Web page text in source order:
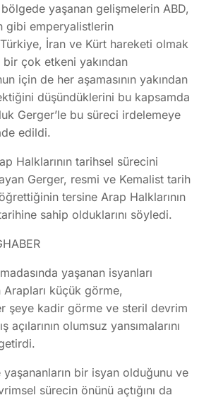
bölgede yaşanan gelişmelerin ABD,
gibi emperyalistlerin
Türkiye, İran ve Kürt hareketi olmak
çok etkeni yakından
için de her aşamasının yakından
düşündüklerini bu kapsamda
Gerger’le bu süreci irdelemeye
edildi.
Halklarının tarihsel sürecini
Gerger, resmi ve Kemalist tarih
tersine Arap Halklarının
sahip olduklarını söyledi.
yaşanan isyanları
küçük görme,
şeye kadir görme ve steril devrim
açılarının olumsuz yansımalarını
bir isyan olduğunu ve
sürecin önünü açtığını da